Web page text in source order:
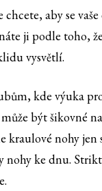
chcete, aby se
ji podle toho,
vysvětlí.
kde výuka
být šikovné
kraulové nohy
nohy ke dnu.